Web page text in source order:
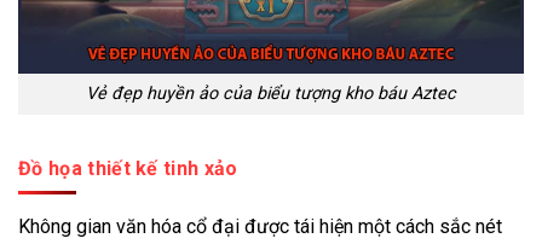
Vẻ đẹp huyền ảo của biểu tượng kho báu Aztec
Đồ họa thiết kế tinh xảo
Không gian văn hóa cổ đại được tái hiện một cách sắc nét